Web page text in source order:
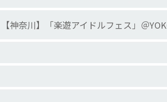
【神奈川】「楽遊アイドルフェス」＠